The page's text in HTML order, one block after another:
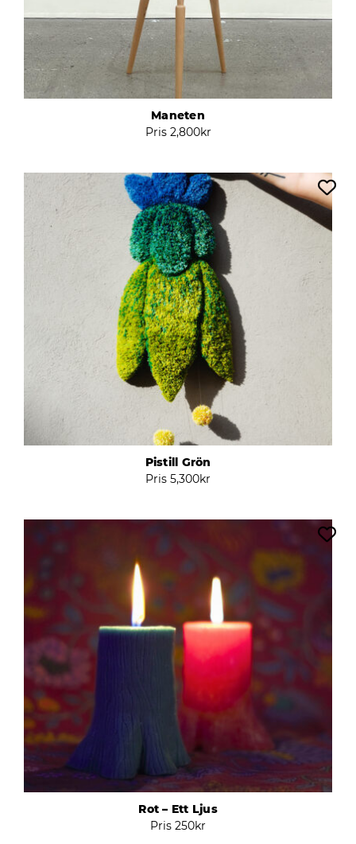
Maneten
Pris 2,800kr
Pistill Grön
Pris 5,300kr
Rot – Ett Ljus
Pris 250kr